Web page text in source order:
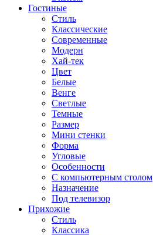
Гостиные
Стиль
Классические
Современные
Модерн
Хай-тек
Цвет
Белые
Венге
Светлые
Темные
Размер
Мини стенки
Форма
Угловые
Особенности
С компьютерным столом
Назначение
Под телевизор
Прихожие
Стиль
Классика